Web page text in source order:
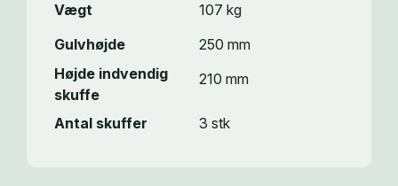
Vægt
107 kg
Gulvhøjde
250 mm
Højde indvendig
skuffe
210 mm
Antal skuffer 3 stk